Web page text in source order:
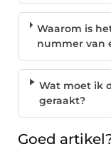
Waarom is
nummer van
Wat moet ik
geraakt?
Goed